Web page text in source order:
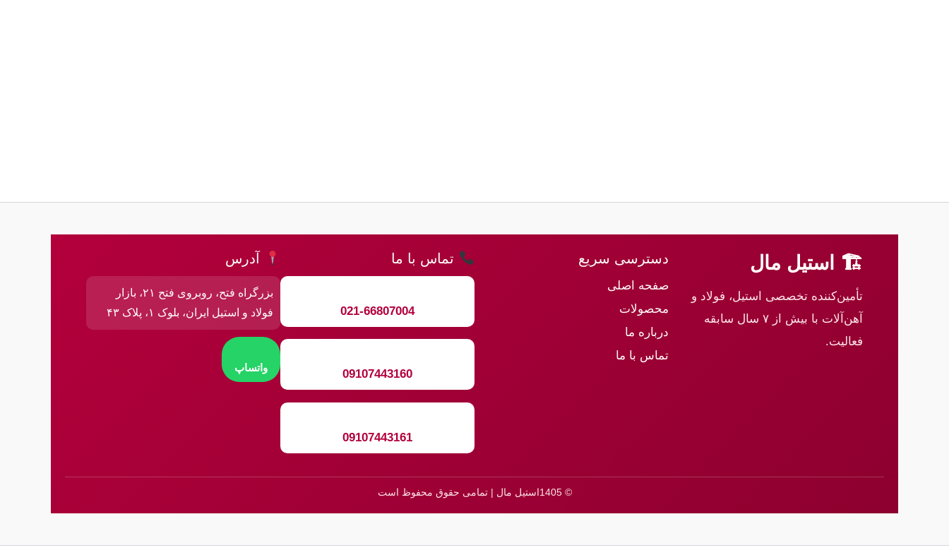
🏗 استیل مال
تأمین‌کننده تخصصی استیل، فولاد و
آهن‌آلات با بیش از ۷ سال سابقه
فعالیت.
دسترسی سریع
صفحه اصلی
محصولات
درباره ما
تماس با ما
تماس با ما
021-66807004
09107443160
09107443161
آدرس
بزرگراه فتح، روبروی فتح ۲۱، بازار
فولاد و استیل ایران، بلوک ۱، پلاک ۴۳
واتساپ
© 1405استیل مال | تمامی حقوق محفوظ است